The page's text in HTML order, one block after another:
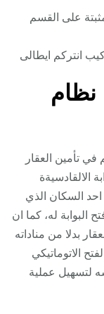
على القسم
انتركم ايطالى
نظام
تأمين العقار
احد السكان الذي
البوابة له، كما ان
بدلا من مناداته
الاتوماتيكي
لتسهيل عملية